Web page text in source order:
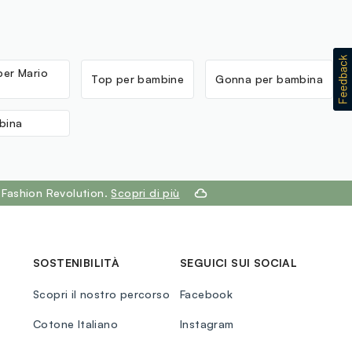
Mario
Top per bambine Gonna per bambina
Revolution. Scopri di più
SOSTENIBILITÀ
Scopri il nostro percorso
Cotone Italiano
SEGUICI SUI SOCIAL
Facebook
Instagram